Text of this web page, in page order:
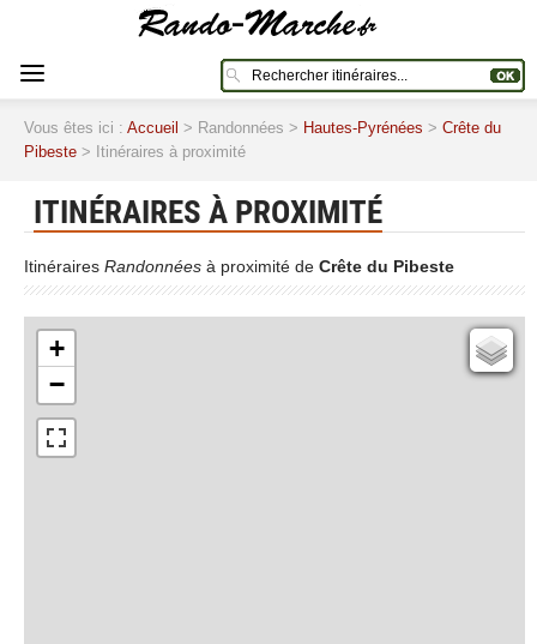
Vous êtes ici : Accueil > Randonnées > Hautes-Pyrénées > Crête du
Pibeste > Itinéraires à proximité
ITINÉRAIRES À PROXIMITÉ
Itinéraires Randonnées à proximité de Crête du Pibeste
+
−